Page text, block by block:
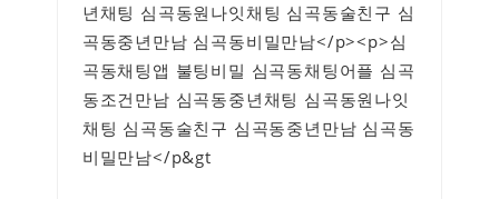
년채팅 심곡동원나잇채팅 심곡동술친구 심
곡동중년만남 심곡동비밀만남</p><p>심
곡동채팅앱 불팅비밀 심곡동채팅어플 심곡
동조건만남 심곡동중년채팅 심곡동원나잇
채팅 심곡동술친구 심곡동중년만남 심곡동
비밀만남</p&gt